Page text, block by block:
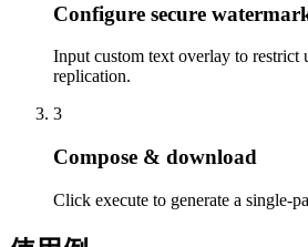
Configure secure
Input custom text overlay to restrict
replication.
3
Compose & download
Click execute to generate a single-